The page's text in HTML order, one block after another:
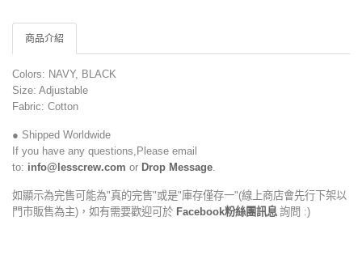
商品介紹
Colors: NAVY, BLACK
Size: Adjustable
Fabric: Cotton
● Shipped Worldwide
If you have any questions,Please email
to: info@lesscrew.com or Drop Message
如顯示為完售可能為"真的完售"或是"庫存僅存一"(線上商店會先行下架以
門市販售為主)，如有需要歡迎可於 Facebook粉絲團訊息 詢問 :)